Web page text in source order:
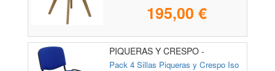
195,00 €
PIQUERAS Y CRESPO -
PACK426ARAN229
Pack 4 Sillas Piqueras y Crespo Iso